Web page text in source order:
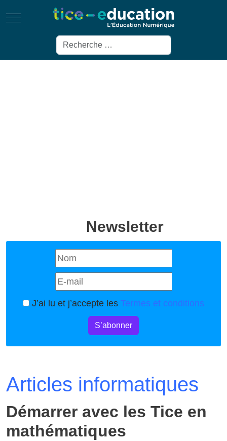
Mobile Menu Toggle
Rechercher
Newsletter
J’ai lu et j’accepte les Termes et conditions
S’abonner
Articles informatiques
Démarrer avec les Tice en
mathématiques